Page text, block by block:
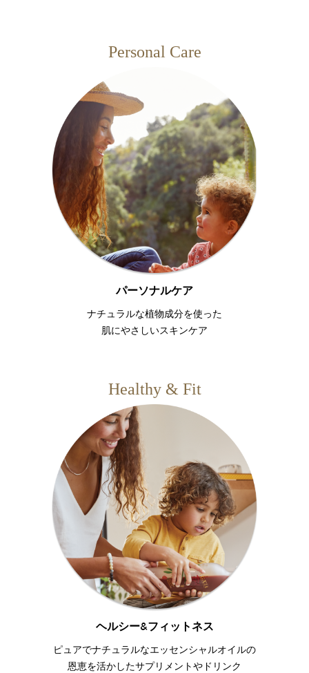
Personal Care
パーソナルケア
ナチュラルな植物成分を使った
肌にやさしいスキンケア
Healthy & Fit
ヘルシー&フィットネス
ピュアでナチュラルなエッセンシャルオイルの
恩恵を活かしたサプリメントやドリンク